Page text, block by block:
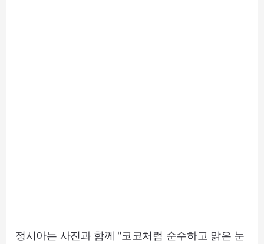
정시아는 사진과 함께 "코코처럼 순수하고 맑은 눈